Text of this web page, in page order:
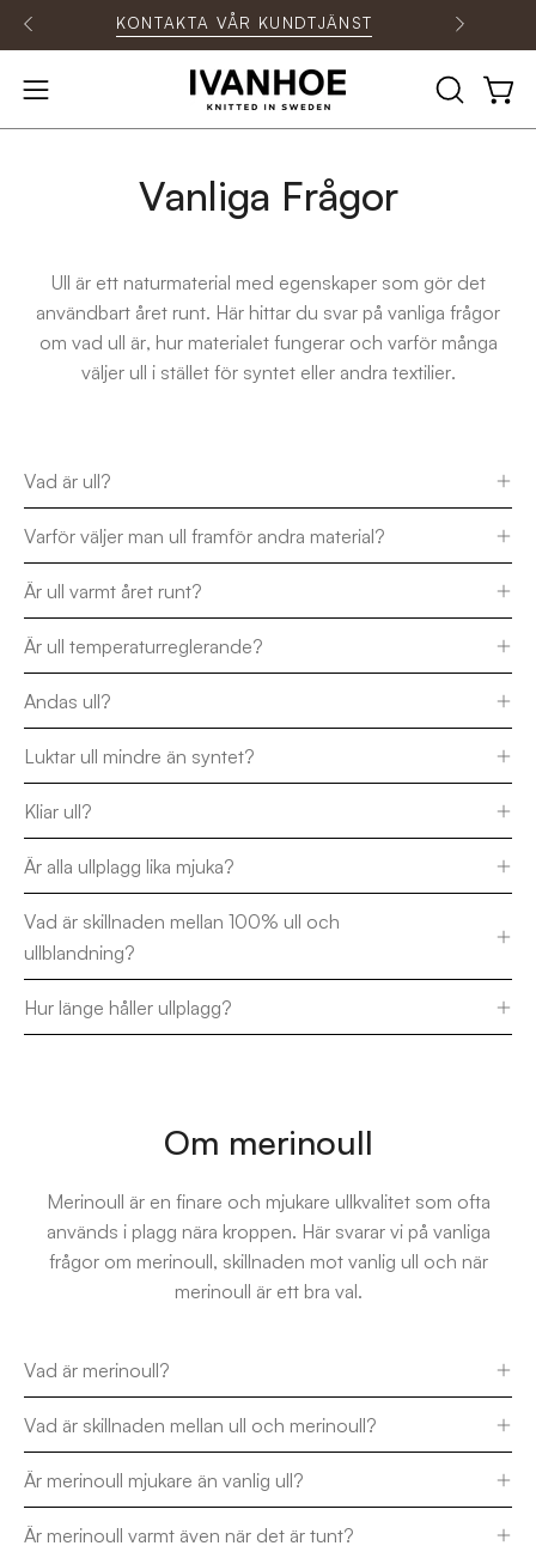
Hoppa
KONTAKTA VÅR KUNDTJÄNST
Öppna
navigationsmenyn
ÖPPNA
Vanliga Frågor
Ull är ett naturmaterial med egenskaper som gör det
användbart året runt. Här hittar du svar på vanliga frågor
om vad ull är, hur materialet fungerar och varför många
väljer ull i stället för syntet eller andra textilier.
Vad är ull?
Varför väljer man ull framför andra material?
Är ull varmt året runt?
Är ull temperaturreglerande?
Andas ull?
Luktar ull mindre än syntet?
Kliar ull?
Är alla ullplagg lika mjuka?
Vad är skillnaden mellan 100% ull och
ullblandning?
Hur länge håller ullplagg?
Om merinoull
Merinoull är en finare och mjukare ullkvalitet som ofta
används i plagg nära kroppen. Här svarar vi på vanliga
frågor om merinoull, skillnaden mot vanlig ull och när
merinoull är ett bra val.
Vad är merinoull?
Vad är skillnaden mellan ull och merinoull?
Är merinoull mjukare än vanlig ull?
Är merinoull varmt även när det är tunt?